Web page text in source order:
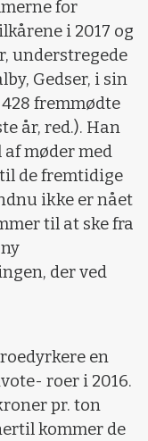
for
i 2017 og
understregede
Gedser, i sin
fremmødte
år, red.). Han
møder med
de fremtidige
ikke er nået
til at ske fra
der ved
en
roer i 2016.
pr. ton
kommer de